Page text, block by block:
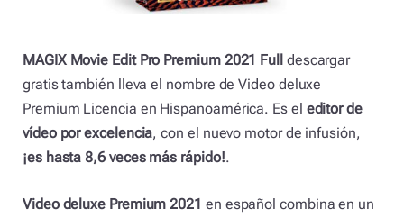
MAGIX Movie Edit Pro Premium 2021 Full descargar
gratis también lleva el nombre de Video deluxe
Premium Licencia en Hispanoamérica. Es el editor de
vídeo por excelencia, con el nuevo motor de infusión,
¡es hasta 8,6 veces más rápido!.
Video deluxe Premium 2021 en español combina en un